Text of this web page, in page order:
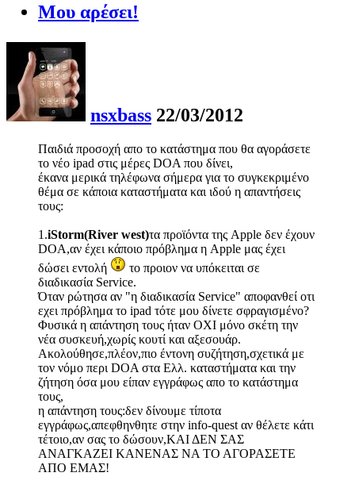
Μου αρέσει!
nsxbass 22/03/2012
Παιδιά προσοχή απο το κατάστημα που θα αγοράσετε
το νέο ipad στις μέρες DOA που δίνει,
έκανα μερικά τηλέφωνα σήμερα για το συγκεκριμένο
θέμα σε κάποια καταστήματα και ιδού η απαντήσεις
τους:
1.iStorm(River west)τα προϊόντα της Apple δεν έχουν
DOA,αν έχει κάποιο πρόβλημα η Apple μας έχει
δώσει εντολή
το προιον να υπόκειται σε
διαδικασία Service.
Όταν ρώτησα αν "η διαδικασία Service" αποφανθεί οτι
εχει πρόβλημα το ipad τότε μου δίνετε σφραγισμένο?
Φυσικά η απάντηση τους ήταν ΟΧΙ μόνο σκέτη την
νέα συσκευή,χωρίς κουτί και αξεσουάρ.
Ακολούθησε,πλέον,πιο έντονη συζήτηση,σχετικά με
τον νόμο περι DOA στα Eλλ. καταστήματα και την
ζήτηση όσα μου είπαν εγγράφως απο το κατάστημα
τους,
η απάντηση τους:δεν δίνουμε τίποτα
εγγράφως,απεφθηνθητε στην info-quest αν θέλετε κάτι
τέτοιο,αν σας το δώσουν,ΚΑΙ ΔΕΝ ΣΑΣ
ΑΝΑΓΚΑΖΕΙ ΚΑΝΕΝΑΣ ΝΑ ΤΟ ΑΓΟΡΑΣΕΤΕ
ΑΠΟ ΕΜΑΣ!